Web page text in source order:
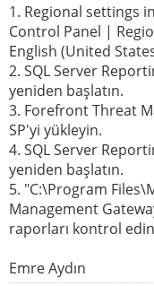
1. Regional settings
Control Panel |
English (United
2. SQL Server
yeniden başlatın.
3. Forefront Threat
SP'yi yükleyin.
4. SQL Server
yeniden başlatın.
5. "C:\Program
Management
raporları kontrol
Emre Aydın